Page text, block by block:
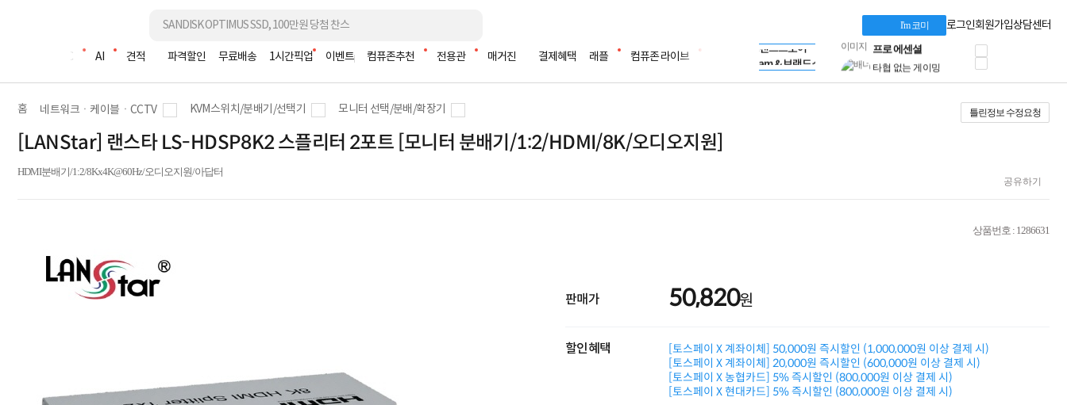
I'm 코미 로그인회원가입상담센터
조립PC AI 견적 파격할인 무료배송 1시간픽업 이벤트 컴퓨존추천 전용관 매거진 결제혜택 래플 컴퓨존 라이브
LG gram & 브랜드스토어
Microsoft 브랜드스토어
AMD 브랜드스토어
Dell 구매 찬스
프로 에센셜
타협 없는 게이밍
HP OMEN
로지텍
MSI 공유기
적립금 3% 페이백
시스코 스위칭허브
누적 금액 별
홈 네트워크ㆍ케이블ㆍCCTV KVM스위치/분배기/선택기 모니터 선택/분배/확장기 틀린정보 수정요청
[LANStar] 랜스타 LS-HDSP8K2 스플리터 2포트 [모니터 분배기/1:2/HDMI/8K/오디오지원]
HDMI분배기/1:2/8Kx4K@60Hz/오디오지원/아답터
공유하기
상품번호 : 1286631
판매가 50,820원
할인혜택
[토스페이 X 계좌이체] 50,000원 즉시할인 (1,000,000원 이상 결제 시)
[토스페이 X 계좌이체] 20,000원 즉시할인 (600,000원 이상 결제 시)
[토스페이 X 농협카드] 5% 즉시할인 (800,000원 이상 결제 시)
[토스페이 X 현대카드] 5% 즉시할인 (800,000원 이상 결제 시)